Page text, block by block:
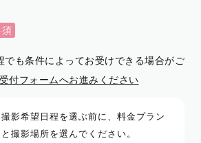
でも条件によってお受けできる場合がご
付フォームへお進みください
撮影希望日程を選ぶ前に、料金プラン
と撮影場所を選んでください。